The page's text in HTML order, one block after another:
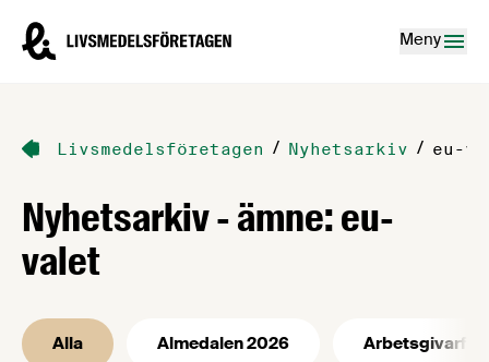
Livsmedelsföretagen – till startsidan
Meny
Livsmedelsföretagen / Nyhetsarkiv / eu-
Nyhetsarkiv - ämne: eu-
valet
Alla Almedalen 2026